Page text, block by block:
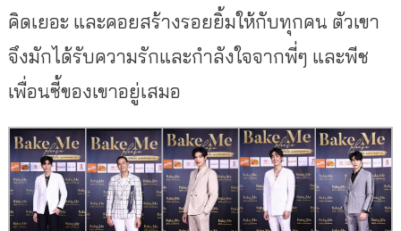
คิดเยอะ และคอยสร้างรอยยิ้มให้กับทุกคน ตัวเขา
จึงมักได้รับความรักและกำลังใจจากพี่ๆ และพีช
เพื่อนซี้ของเขาอยู่เสมอ